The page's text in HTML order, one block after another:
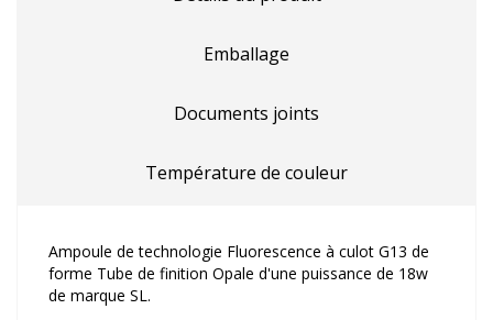
Emballage
Documents joints
Température de couleur
Ampoule de technologie Fluorescence à culot G13 de
forme Tube de finition Opale d'une puissance de 18w
de marque SL.